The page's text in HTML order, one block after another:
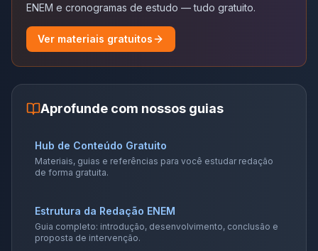
ENEM e cronogramas de estudo — tudo gratuito.
Ver materiais gratuitos
Aprofunde com nossos guias
Hub de Conteúdo Gratuito
Materiais, guias e referências para você estudar redação
de forma gratuita.
Estrutura da Redação ENEM
Guia completo: introdução, desenvolvimento, conclusão e
proposta de intervenção.